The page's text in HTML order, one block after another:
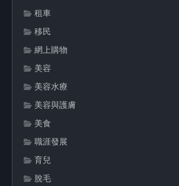
租車
移民
網上購物
美容
美容水療
美容與護膚
美食
職涯發展
育兒
脫毛